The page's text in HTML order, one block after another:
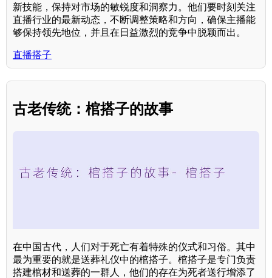
新技能，保持对市场的敏锐度和洞察力。他们要时刻关注
直播行业的最新动态，不断调整策略和方向，确保主播能
够保持领先地位，并且在日益激烈的竞争中脱颖而出。
直播搭子
古老传统：棺搭子的故事
在中国古代，人们对于死亡有着特殊的仪式和习俗。其中
最为重要的就是送葬礼仪中的棺搭子。棺搭子是专门负责
搭建棺材和送葬的一群人，他们的存在为死者送行增添了